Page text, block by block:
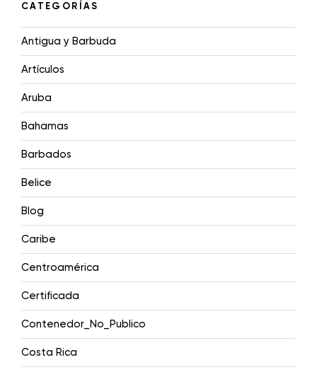
CATEGORÍAS
Antigua y Barbuda
Artículos
Aruba
Bahamas
Barbados
Belice
Blog
Caribe
Centroamérica
Certificada
Contenedor_No_Publico
Costa Rica